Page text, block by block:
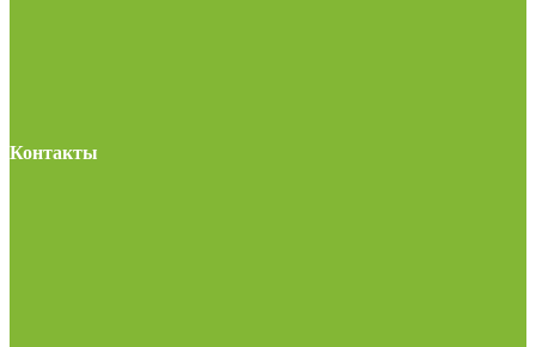
Контакты